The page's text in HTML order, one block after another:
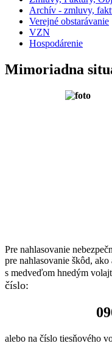
Archív - zmluvy,
Verejné obstarávanie
VZN
Hospodárenie
Mimoriadna
Pre nahlasovanie
pre nahlasovanie škôd,
s medveďom hnedým
číslo:
alebo na číslo tiesňového